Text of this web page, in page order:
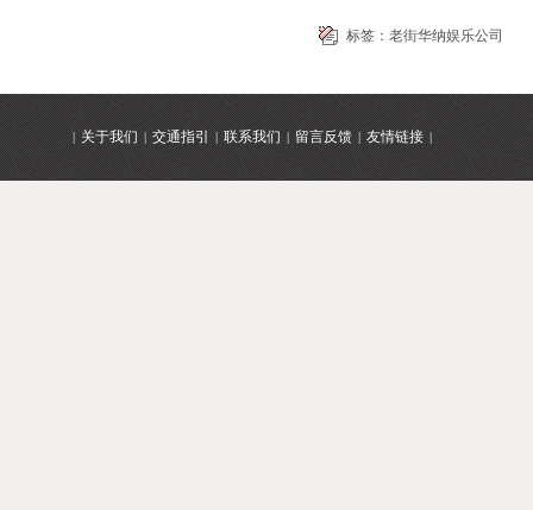
标签： 老街华纳娱乐公司
| 关于我们 | 交通指引 | 联系我们 | 留言反馈 | 友情链接 |